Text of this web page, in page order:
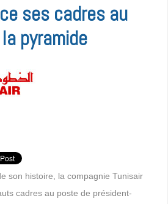
ses cadres au
pyramide
son histoire, la compagnie Tunisair
cadres au poste de président-